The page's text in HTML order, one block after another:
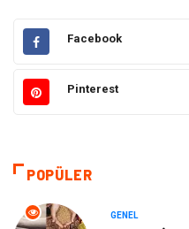
Bakım Güzellik
Elektrik Elektronik
Hukuk
Aksesuar
Facebook
Pinterest
POPÜLER
GENEL